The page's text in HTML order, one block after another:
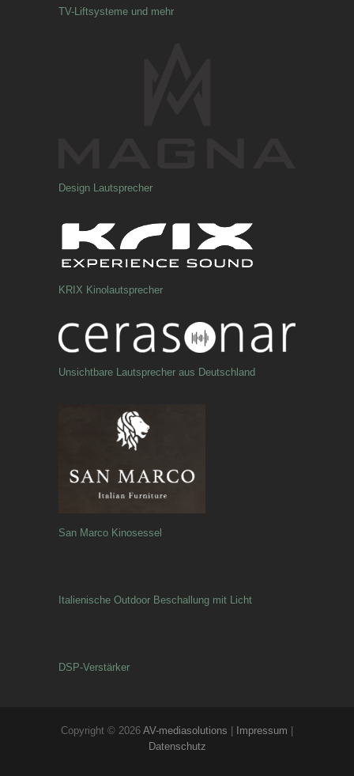
TV-Liftsysteme und mehr
Design Lautsprecher
KRIX Kinolautsprecher
Unsichtbare Lautsprecher aus Deutschland
San Marco Kinosessel
Italienische Outdoor Beschallung mit Licht
DSP-Verstärker
Copyright © 2026 AV-mediasolutions Impressum
Datenschutz